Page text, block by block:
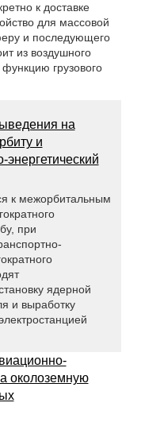
к доставке
для массовой
и последующего
из воздушного
грузового
на
и
к межорбитальным
при
ядерной
и выработку
околоземную